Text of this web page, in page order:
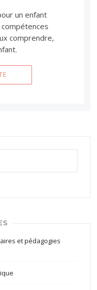
un enfant
comprendre,
et pédagogies